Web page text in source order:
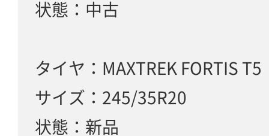
状態：中古
タイヤ：MAXTREK FORTIS T5
サイズ：245/35R20
状態：新品